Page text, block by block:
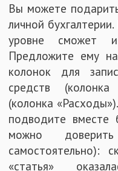
Вы можете
личной
уровне сможет и
Предложите ему
колонок для
средств
(колонка
подводите вместе
можно
самостоятельно):
«статья»